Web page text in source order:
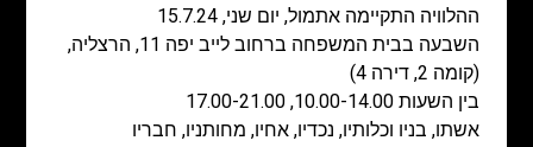
ההלוויה התקיימה אתמול, יום שני, 15.7.24
השבעה בבית המשפחה ברחוב לייב יפה 11, הרצליה,
(קומה 2, דירה 4)
בין השעות 10.00-14.00, 17.00-21.00
אשתו, בניו וכלותיו, נכדיו, אחיו, מחותניו, חבריו